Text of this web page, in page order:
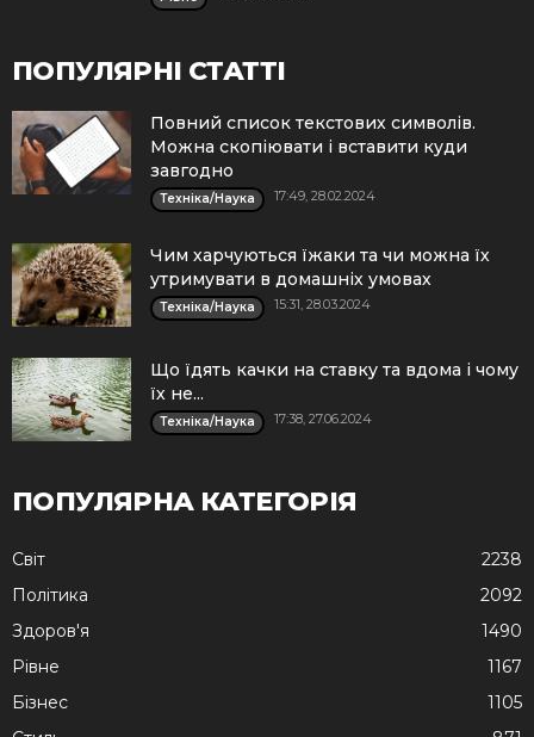
ПОПУЛЯРНІ СТАТТІ
Повний список текстових символів.
Можна скопіювати і вставити куди
завгодно
Техніка/Наука 17:49, 28.02.2024
Чим харчуються їжаки та чи можна їх
утримувати в домашніх умовах
Техніка/Наука 15:31, 28.03.2024
Що їдять качки на ставку та вдома і чому
їх не...
Техніка/Наука 17:38, 27.06.2024
ПОПУЛЯРНА КАТЕГОРІЯ
Cвіт
2238
Політика
2092
Здоров'я
1490
Рівне
1167
Бізнес
1105